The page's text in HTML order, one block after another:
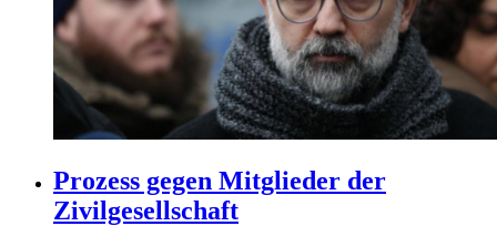
Prozess gegen Mitglieder der
Zivilgesellschaft